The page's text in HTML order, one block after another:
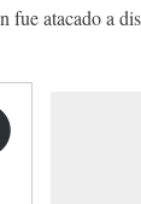
atacado a